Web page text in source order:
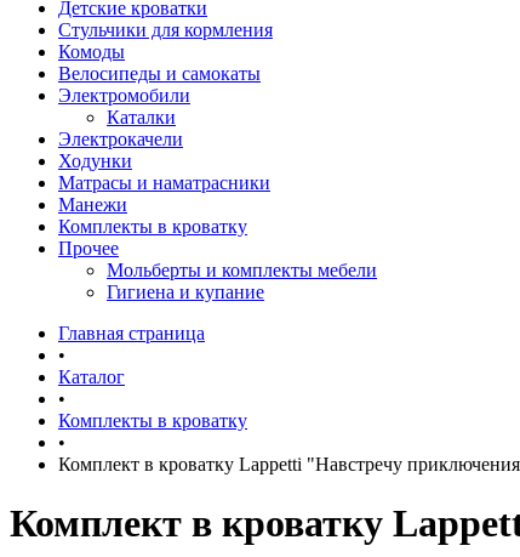
Детские кроватки
Стульчики для кормления
Комоды
Велосипеды и самокаты
Электромобили
Каталки
Электрокачели
Ходунки
Матрасы и наматрасники
Манежи
Комплекты в кроватку
Прочее
Мольберты и комплекты мебели
Гигиена и купание
Главная страница
•
Каталог
•
Комплекты в кроватку
•
Комплект в кроватку Lappetti "Навстречу
Комплект в кроватку